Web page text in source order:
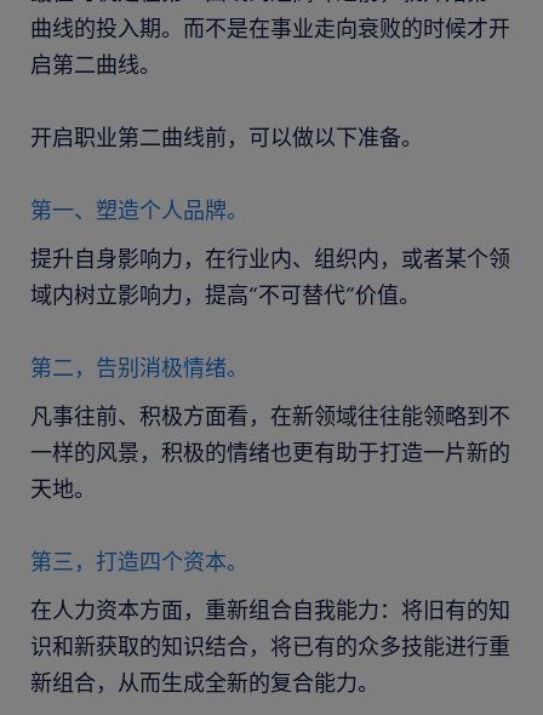
曲线的投入期。而不是在事业走向衰败的时候才开
启第二曲线。
开启职业第二曲线前，可以做以下准备。
第一、塑造个人品牌。
提升自身影响力，在行业内、组织内，或者某个领
域内树立影响力，提高“不可替代”价值。
第二，告别消极情绪。
凡事往前、积极方面看，在新领域往往能领略到不
一样的风景，积极的情绪也更有助于打造一片新的
天地。
第三，打造四个资本。
在人力资本方面，重新组合自我能力：将旧有的知
识和新获取的知识结合，将已有的众多技能进行重
新组合，从而生成全新的复合能力。